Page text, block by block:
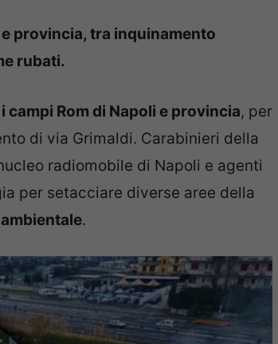
provincia, tra inquinamento
rubati.
Rom di Napoli e provincia, per
di via Grimaldi. Carabinieri della
radiomobile di Napoli e agenti
per setacciare diverse aree della
.